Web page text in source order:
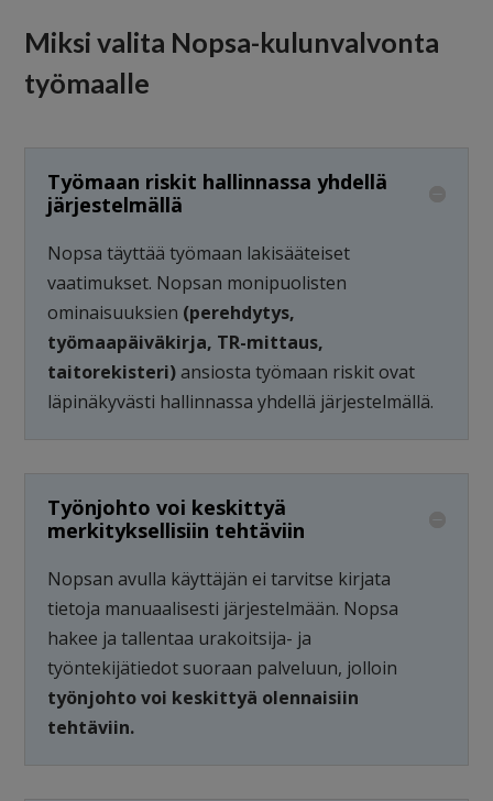
Miksi valita Nopsa-kulunvalvonta
työmaalle
Työmaan riskit hallinnassa yhdellä
järjestelmällä
Nopsa täyttää työmaan lakisääteiset
vaatimukset. Nopsan monipuolisten
ominaisuuksien (perehdytys,
työmaapäiväkirja, TR-mittaus,
taitorekisteri)ansiosta työmaan riskit ovat
läpinäkyvästi hallinnassa yhdellä järjestelmällä.
Työnjohto voi keskittyä
merkityksellisiin tehtäviin
Nopsan avulla käyttäjän ei tarvitse kirjata
tietoja manuaalisesti järjestelmään. Nopsa
hakee ja tallentaa urakoitsija- ja
työntekijätiedot suoraan palveluun, jolloin
työnjohto voi keskittyä olennaisiin
tehtäviin.